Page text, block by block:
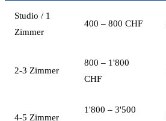
Studio / 1
Zimmer
400 – 800 CHF
2-3 Zimmer
800 – 1'800
CHF
4-5 Zimmer
1'800 – 3'500